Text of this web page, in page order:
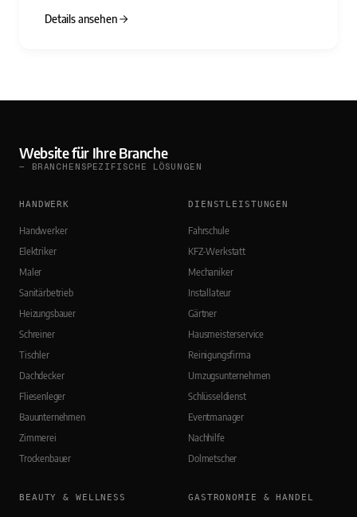
Details ansehen
Website für Ihre Branche
— BRANCHENSPEZIFISCHE LÖSUNGEN
HANDWERK
Handwerker
Elektriker
Maler
Sanitärbetrieb
Heizungsbauer
Schreiner
Tischler
Dachdecker
Fliesenleger
Bauunternehmen
Zimmerei
Trockenbauer
DIENSTLEISTUNGEN
Fahrschule
KFZ-Werkstatt
Mechaniker
Installateur
Gärtner
Hausmeisterservice
Reinigungsfirma
Umzugsunternehmen
Schlüsseldienst
Eventmanager
Nachhilfe
Dolmetscher
BEAUTY & WELLNESS GASTRONOMIE & HANDEL